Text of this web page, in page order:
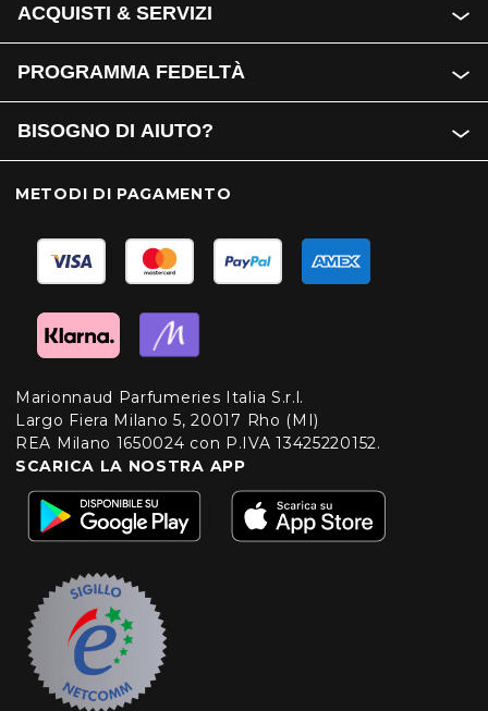
ACQUISTI & SERVIZI
PROGRAMMA FEDELTÀ
BISOGNO DI AIUTO?
METODI DI PAGAMENTO
Marionnaud Parfumeries Italia S.r.l.
Largo Fiera Milano 5, 20017 Rho (MI)
REA Milano 1650024 con P.IVA 13425220152.
SCARICA LA NOSTRA APP